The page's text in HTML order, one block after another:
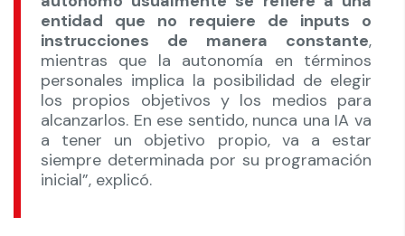
entidad que no requiere de inputs o
instrucciones de manera constante,
mientras que la autonomía en términos
personales implica la posibilidad de elegir
los propios objetivos y los medios para
alcanzarlos. En ese sentido, nunca una IA va
a tener un objetivo propio, va a estar
siempre determinada por su programación
inicial”, explicó.